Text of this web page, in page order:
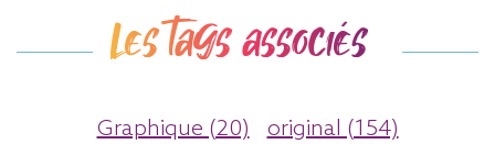
Les tags associés
Graphique (20)
original (154)